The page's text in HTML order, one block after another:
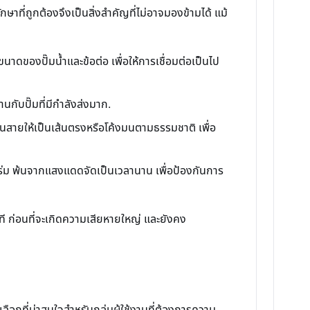
ษาที่ถูกต้องจึงเป็นสิ่งสำคัญที่ไม่อาจมองข้ามได้ แม้
ดของปั๊มน้ำและข้อต่อ เพื่อให้การเชื่อมต่อเป็นไป
นกับปั๊มที่มีกำลังส่งมาก.
ายให้เป็นเส้นตรงหรือโค้งมนตามธรรมชาติ เพื่อ
พ้นจากแสงแดดจัดเป็นเวลานาน เพื่อป้องกันการ
ก่อนที่จะเกิดความเสียหายใหญ่ และยังคง